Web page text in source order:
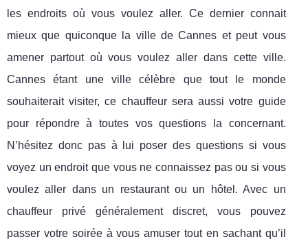
les endroits où vous voulez aller. Ce dernier connait
mieux que quiconque la ville de Cannes et peut vous
amener partout où vous voulez aller dans cette ville.
Cannes étant une ville célèbre que tout le monde
souhaiterait visiter, ce chauffeur sera aussi votre guide
pour répondre à toutes vos questions la concernant.
N’hésitez donc pas à lui poser des questions si vous
voyez un endroit que vous ne connaissez pas ou si vous
voulez aller dans un restaurant ou un hôtel. Avec un
chauffeur privé généralement discret, vous pouvez
passer votre soirée à vous amuser tout en sachant qu’il